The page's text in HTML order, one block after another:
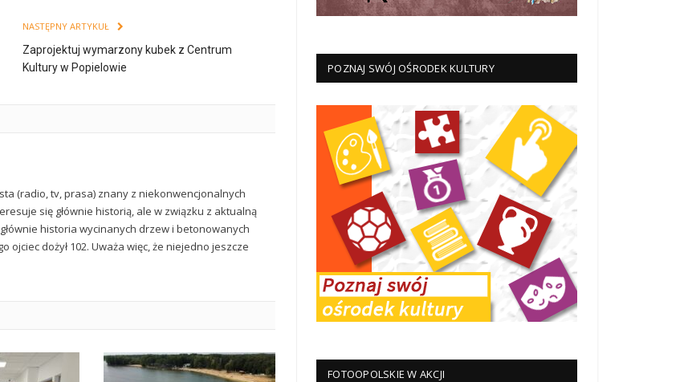
NASTĘPNY ARTYKUŁ
Zaprojektuj wymarzony kubek z Centrum
Kultury w Popielowie
(radio, tv, prasa) znany z niekonwencjonalnych
się głównie historią, ale w związku z aktualną
historia wycinanych drzew i betonowanych
ojciec dożył 102. Uważa więc, że niejedno jeszcze
POZNAJ SWÓJ OŚRODEK KULTURY
FOTOOPOLSKIE W AKCJI